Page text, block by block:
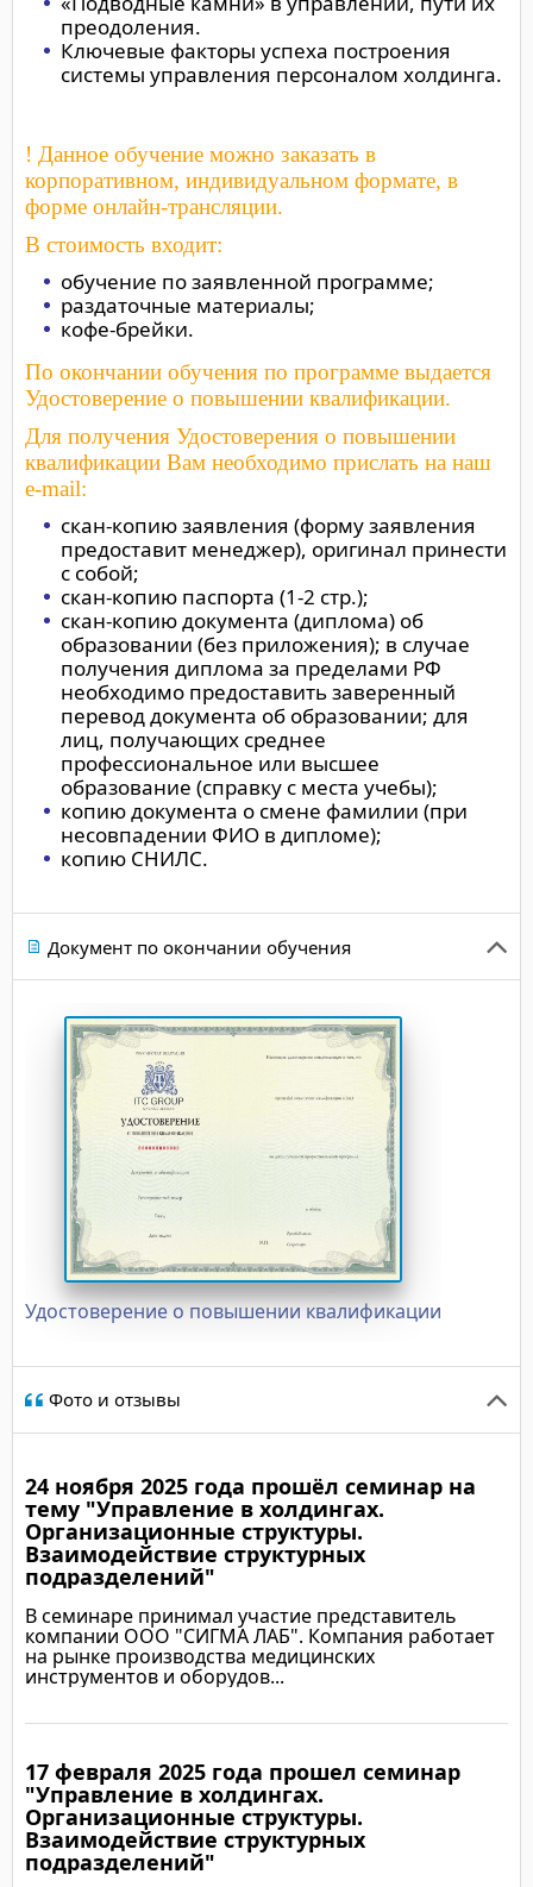
преодоления.
Ключевые факторы успеха построения
системы управления персоналом холдинга.
! Данное обучение можно заказать в
корпоративном, индивидуальном формате, в
форме онлайн-трансляции.
В стоимость входит:
обучение по заявленной программе;
раздаточные материалы;
кофе-брейки.
По окончании обучения по программе выдается
Удостоверение о повышении квалификации.
Для получения Удостоверения о повышении
квалификации Вам необходимо прислать на наш
e-mail:
скан-копию заявления (форму заявления
предоставит менеджер), оригинал принести
с собой;
скан-копию паспорта (1-2 стр.);
скан-копию документа (диплома) об
образовании (без приложения); в случае
получения диплома за пределами РФ
необходимо предоставить заверенный
перевод документа об образовании; для
лиц, получающих среднее
профессиональное или высшее
образование (справку с места учебы);
копию документа о смене фамилии (при
несовпадении ФИО в дипломе);
копию СНИЛС.
Документ по окончании обучения
Удостоверение о повышении квалификации
Фото и отзывы
24 ноября 2025 года прошёл семинар на
тему "Управление в холдингах.
Организационные структуры.
Взаимодействие структурных
подразделений"
В семинаре принимал участие представитель
компании ООО "СИГМА ЛАБ". Компания работает
на рынке производства медицинских
инструментов и оборудов...
Подробнее
17 февраля 2025 года прошел семинар
"Управление в холдингах.
Организационные структуры.
Взаимодействие структурных
подразделений"